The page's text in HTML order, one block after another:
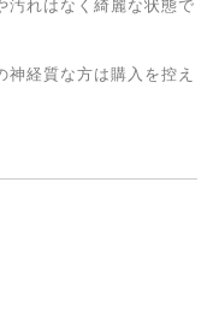
汚れはなく綺麗な状態で
経質な方は購入を控え